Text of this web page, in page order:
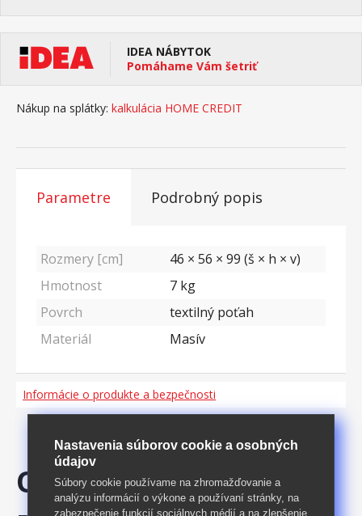
IDEA NÁBYTOK
Pomáhame Vám šetriť
Nákup na splátky: kalkulácia HOME CREDIT
Parametre Podrobný popis
Rozmery [cm]
46 × 56 × 99 (š × h × v)
Hmotnost
7 kg
Povrch
textilný poťah
Materiál
Masív
Informácie o produkte a bezpečnosti
ODPORÚČAME
Nastavenia súborov cookie a osobných
údajov
Súbory cookie používame na zhromažďovanie a
analýzu informácií o výkone a používaní stránky, na
zabezpečenie funkcií sociálnych médií a na zlepšenie